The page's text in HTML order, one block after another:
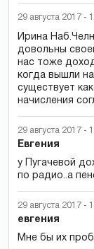
29 августа 2017 -
Ирина
довольны
нас тоже
когда вышли
существует
начисления
29 августа 2017 -
Евгения
у Пугачевой
по радио..а
29 августа 2017 -
евгения
Мне бы их